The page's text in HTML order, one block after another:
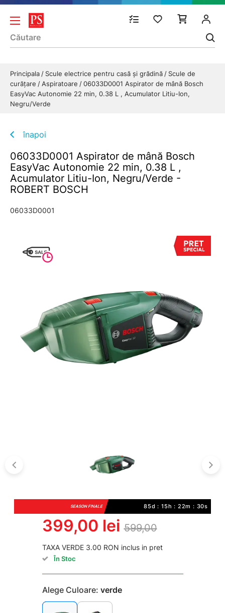
Principala Scule electrice pentru casă și grădină
Scule de
curăţare
Aspiratoare
06033D0001 Aspirator de mână Bosch
EasyVac Autonomie 22 min, 0.38 L , Acumulator Litiu-Ion,
Negru/Verde
înapoi
06033D0001 Aspirator de mână Bosch
EasyVac Autonomie 22 min, 0.38 L ,
Acumulator Litiu-Ion, Negru/Verde -
ROBERT BOSCH
06033D0001
SEASON FINALE 85d : 15h : 22m : 30s
399,00 lei 599,00
TAXA VERDE 3.00 RON inclus in pret
În Stoc
Alege Culoare: verde